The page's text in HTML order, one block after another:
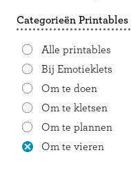
Categorieën Printables
Alle printables
Bij Emotieklets
Om te doen
Om te kletsen
Om te plannen
Om te vieren